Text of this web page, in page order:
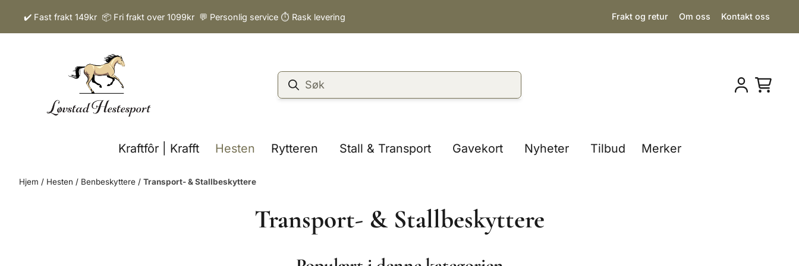
Hopp til innhold
✔️ Fast frakt 149kr 📦 Fri frakt over 1099kr 💬 Personlig service ⏱️ Rask levering Frakt og retur Om oss Kontakt oss
Kraftfôr | Krafft Hesten Rytteren Stall & Transport Gavekort Nyheter Tilbud Merker
Hjem / Hesten / Benbeskyttere / Transport- & Stallbeskyttere
Transport- & Stallbeskyttere